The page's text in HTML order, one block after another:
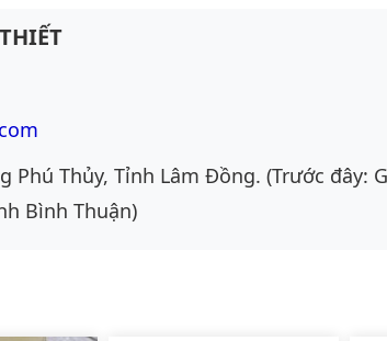
Phú Thủy, Tỉnh Lâm Đồng. (Trước đây:
Bình Thuận)